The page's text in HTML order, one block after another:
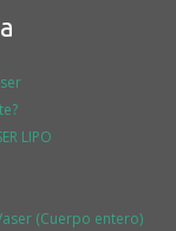
LIPO
(Cuerpo entero)